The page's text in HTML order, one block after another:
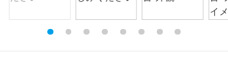
全食事付き
事の心配はいりません。（機内食を除